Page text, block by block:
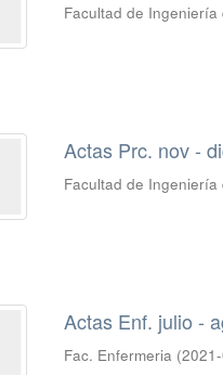
Facultad de Ingeniería
Actas Prc. nov -
Facultad de Ingeniería
Actas Enf. julio -
Fac. Enfermeria (